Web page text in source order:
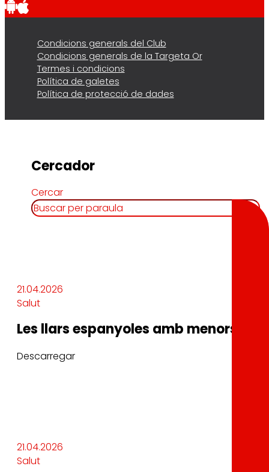
Condicions generals del Club
Condicions generals de la Targeta Or
Termes i condicions
Política de galetes
Política de protecció de dades
Cercador
Cercar
21.04.2026
Salut
Les llars espanyoles amb menors
Descarregar
21.04.2026
Salut